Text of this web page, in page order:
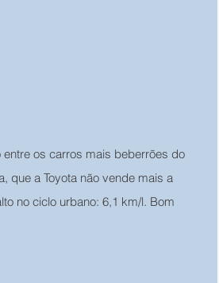
os carros mais beberrões do
que a Toyota não vende mais a
no ciclo urbano: 6,1 km/l. Bom